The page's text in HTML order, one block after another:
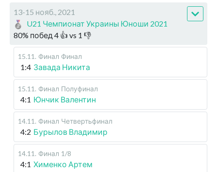
13-15 нояб., 2021
U21 Чемпионат Украины Юноши 2021
80% побед 4 👍 vs 1 👎
15.11 . Финал Финал
1:4 Завада Никита
15.11 . Финал Полуфинал
4:1 Юнчик Валентин
14.11 . Финал Четвертьфинал
4:2 Бурылов Владимир
14.11 . Финал 1/8
4:1 Хименко Артем